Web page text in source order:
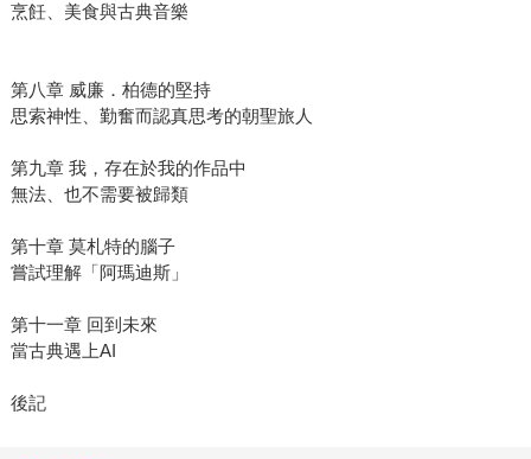
烹飪、美食與古典音樂
第八章 威廉．柏德的堅持
思索神性、勤奮而認真思考的朝聖旅人
第九章 我，存在於我的作品中
無法、也不需要被歸類
第十章 莫札特的腦子
嘗試理解「阿瑪迪斯」
第十一章 回到未來
當古典遇上AI
後記